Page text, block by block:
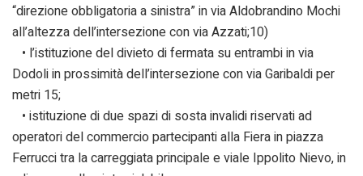
“direzione obbligatoria a sinistra” in via Aldobrandino Mochi
all’altezza dell’intersezione con via Azzati;10)
• l’istituzione del divieto di fermata su entrambi in via
Dodoli in prossimità dell’intersezione con via Garibaldi per
metri 15;
• istituzione di due spazi di sosta invalidi riservati ad
operatori del commercio partecipanti alla Fiera in piazza
Ferrucci tra la carreggiata principale e viale Ippolito Nievo, in